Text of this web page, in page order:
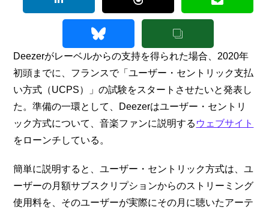
Deezerがレーベルからの支持を得られた場合、2020年
初頭までに、フランスで「ユーザー・セントリック支払
い方式（UCPS）」の試験をスタートさせたいと発表し
た。準備の一環として、Deezerはユーザー・セントリ
ック方式について、音楽ファンに説明する ウェブサイト
をローンチしている。
簡単に説明すると、ユーザー・セントリック方式は、ユ
ーザーの月額サブスクリプションからのストリーミング
使用料を、そのユーザーが実際にその月に聴いたアーテ